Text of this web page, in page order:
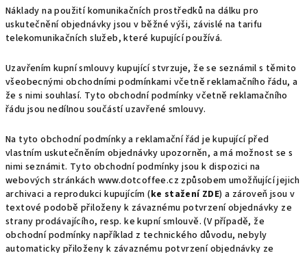
Náklady na použití komunikačních prostředků na dálku pro
uskutečnění objednávky jsou v běžné výši, závislé na tarifu
telekomunikačních služeb, které kupující používá.
Uzavřením kupní smlouvy kupující stvrzuje, že se seznámil s těmito
všeobecnými obchodními podmínkami včetně reklamačního řádu, a
že s nimi souhlasí. Tyto obchodní podmínky včetně reklamačního
řádu jsou nedílnou součástí uzavřené smlouvy.
Na tyto obchodní podmínky a reklamační řád je kupující před
vlastním uskutečněním objednávky upozorněn, a má možnost se s
nimi seznámit. Tyto obchodní podmínky jsou k dispozici na
webových stránkách www.dotcoffee.cz způsobem umožňující jejich
archivaci a reprodukci kupujícím (ke stažení ZDE) a zároveň jsou v
textové podobě přiloženy k závaznému potvrzení objednávky ze
strany prodávajícího, resp. ke kupní smlouvě. (V případě, že
obchodní podmínky například z technického důvodu, nebyly
automaticky přiloženy k závaznému potvrzení objednávky ze